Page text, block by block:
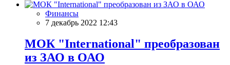
Финансы
7 декабрь 2022 12:43
МОК "International" преобразован
из ЗАО в ОАО